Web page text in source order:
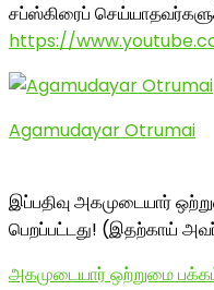
சப்ஸ்கிரைப்
https://
Agamudayar Otrumai
இப்பதிவு அகமுடையார்
பெறப்பட்டது! (இதற்காய்
அகமுடையார் ஒற்றுமை